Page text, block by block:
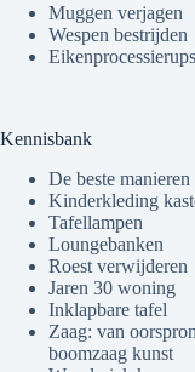
Muggen verjagen
Wespen bestrijden
Eikenprocessierups
Kennisbank
De beste
Kinderkleding
Tafellampen
Loungebanken
Roest verwijderen
Jaren 30 woning
Inklapbare tafel
Zaag: van
boomzaag kunst